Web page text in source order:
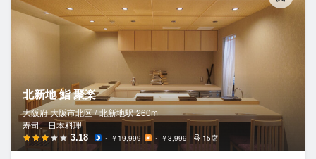
北新地 鮨 聚楽
大阪府 大阪市北区 / 北新地駅 260m
寿司、日本料理
3.18 ～￥19,999 ～￥3,999 15席